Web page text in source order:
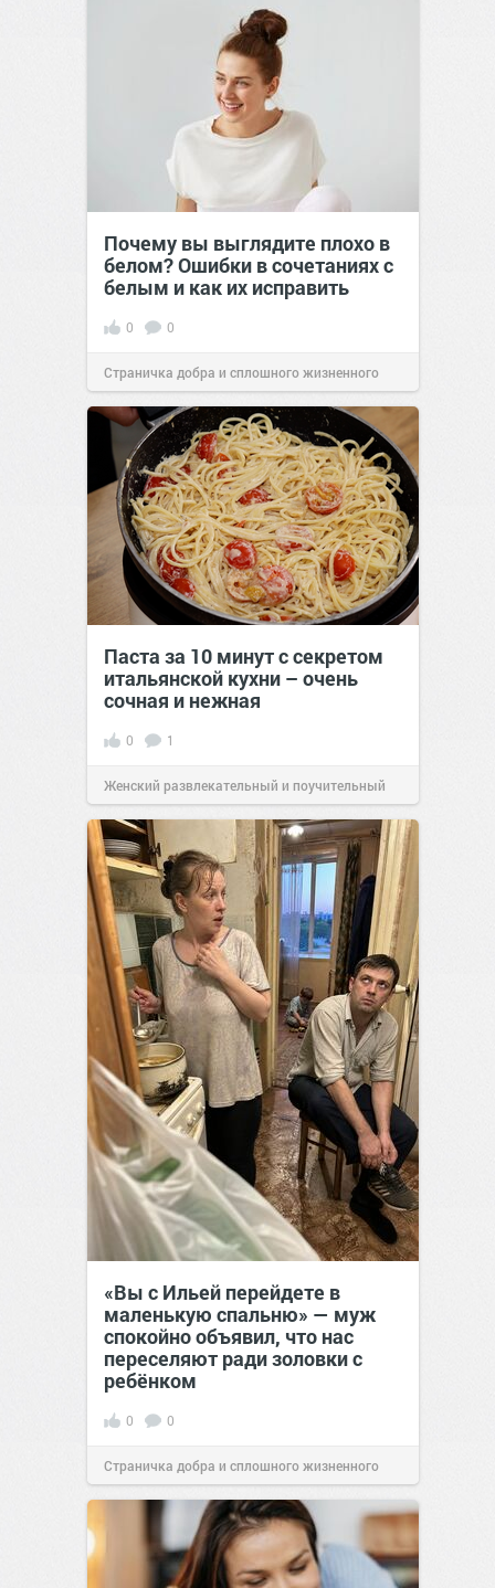
Почему вы выглядите плохо в
белом? Ошибки в сочетаниях с
белым и как их исправить
0 0
Страничка добра и сплошного жизненного
позитива!00:29Сегодня
Паста за 10 минут с секретом
итальянской кухни – очень
сочная и нежная
0 1
Женский развлекательный и поучительный
сайт.23:40Вчера
«Вы с Ильей перейдете в
маленькую спальню» — муж
спокойно объявил, что нас
переселяют ради золовки с
ребёнком
0 0
Страничка добра и сплошного жизненного
позитива!17:38Сегодня